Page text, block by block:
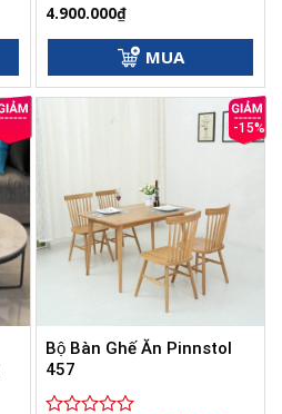
Được
5
sao
4.900.000₫
MUA
-15%
Bộ Bàn Ghế Ăn Pinnstol
457